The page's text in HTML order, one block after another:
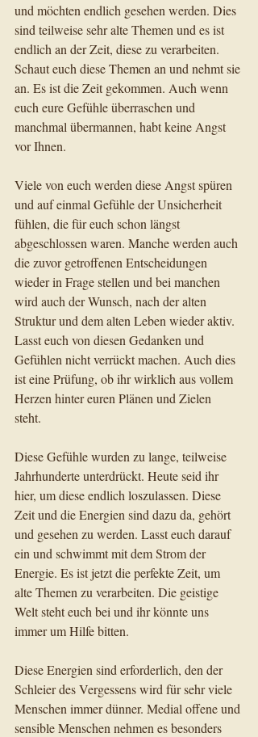
und möchten endlich gesehen werden. Dies
sind teilweise sehr alte Themen und es ist
endlich an der Zeit, diese zu verarbeiten.
Schaut euch diese Themen an und nehmt sie
an. Es ist die Zeit gekommen. Auch wenn
euch eure Gefühle überraschen und
manchmal übermannen, habt keine Angst
vor Ihnen.
Viele von euch werden diese Angst spüren
und auf einmal Gefühle der Unsicherheit
fühlen, die für euch schon längst
abgeschlossen waren. Manche werden auch
die zuvor getroffenen Entscheidungen
wieder in Frage stellen und bei manchen
wird auch der Wunsch, nach der alten
Struktur und dem alten Leben wieder aktiv.
Lasst euch von diesen Gedanken und
Gefühlen nicht verrückt machen. Auch dies
ist eine Prüfung, ob ihr wirklich aus vollem
Herzen hinter euren Plänen und Zielen
steht.
Diese Gefühle wurden zu lange, teilweise
Jahrhunderte unterdrückt. Heute seid ihr
hier, um diese endlich loszulassen. Diese
Zeit und die Energien sind dazu da, gehört
und gesehen zu werden. Lasst euch darauf
ein und schwimmt mit dem Strom der
Energie. Es ist jetzt die perfekte Zeit, um
alte Themen zu verarbeiten. Die geistige
Welt steht euch bei und ihr könnte uns
immer um Hilfe bitten.
Diese Energien sind erforderlich, den der
Schleier des Vergessens wird für sehr viele
Menschen immer dünner. Medial offene und
sensible Menschen nehmen es besonders